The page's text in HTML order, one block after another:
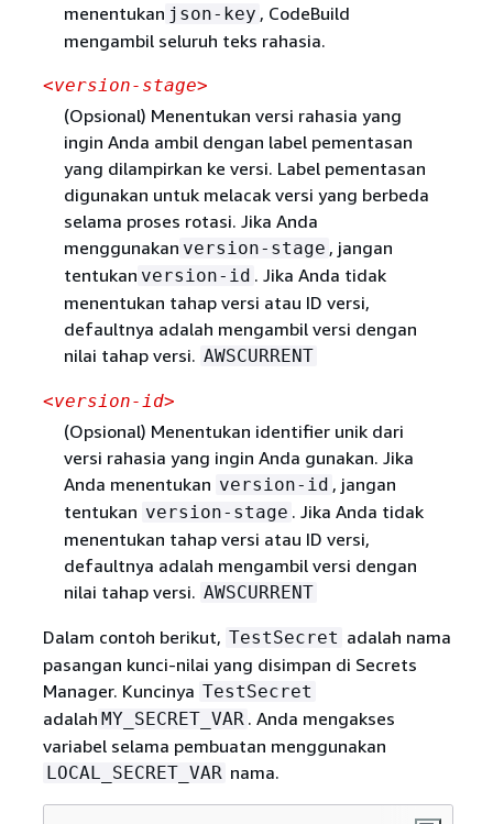
menentukan json-key , CodeBuild
mengambil seluruh teks rahasia.
<version-stage>
(Opsional) Menentukan versi rahasia yang
ingin Anda ambil dengan label pementasan
yang dilampirkan ke versi. Label pementasan
digunakan untuk melacak versi yang berbeda
selama proses rotasi. Jika Anda
menggunakan version-stage , jangan
tentukan version-id . Jika Anda tidak
menentukan tahap versi atau ID versi,
defaultnya adalah mengambil versi dengan
nilai tahap versi. AWSCURRENT
<version-id>
(Opsional) Menentukan identifier unik dari
versi rahasia yang ingin Anda gunakan. Jika
Anda menentukan version-id , jangan
tentukan version-stage . Jika Anda tidak
menentukan tahap versi atau ID versi,
defaultnya adalah mengambil versi dengan
nilai tahap versi. AWSCURRENT
Dalam contoh berikut, TestSecret adalah nama
pasangan kunci-nilai yang disimpan di Secrets
Manager. Kuncinya TestSecret
adalah MY_SECRET_VAR . Anda mengakses
variabel selama pembuatan menggunakan
LOCAL_SECRET_VAR nama.